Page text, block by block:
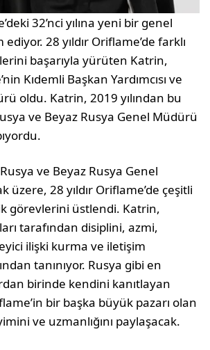
32’nci yılına yeni bir genel
28 yıldır Oriflame’de farklı
başarıyla yürüten Katrin,
Kıdemli Başkan Yardımcısı ve
oldu. Katrin, 2019 yılından bu
ve Beyaz Rusya Genel Müdürü
ve Beyaz Rusya Genel
üzere, 28 yıldır Oriflame’de çeşitli
görevlerini üstlendi. Katrin,
tarafından disiplini, azmi,
ilişki kurma ve iletişim
tanınıyor. Rusya gibi en
birinde kendini kanıtlayan
bir başka büyük pazarı olan
ve uzmanlığını paylaşacak.